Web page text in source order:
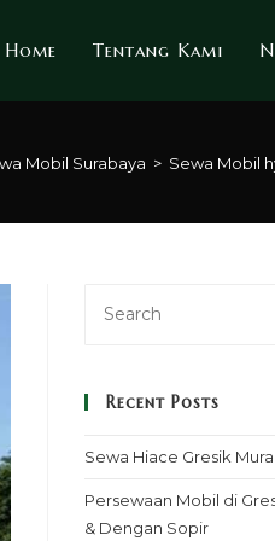
Home Tentang Kami
Mobil Surabaya > Sewa Mobil
Recent Posts
Sewa Hiace Gresik
Persewaan Mobil di
& Dengan Sopir